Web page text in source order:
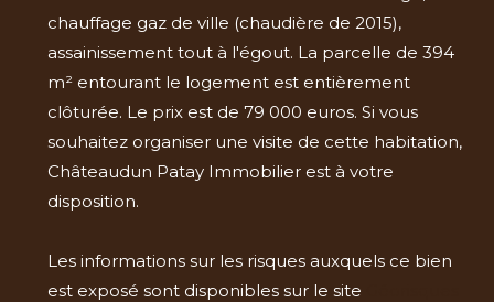
chauffage gaz de ville (chaudière de 2015),
assainissement tout à l'égout. La parcelle de 394
m² entourant le logement est entièrement
clôturée. Le prix est de 79 000 euros. Si vous
souhaitez organiser une visite de cette habitation,
Châteaudun Patay Immobilier est à votre
disposition.
Les informations sur les risques auxquels ce bien
est exposé sont disponibles sur le site